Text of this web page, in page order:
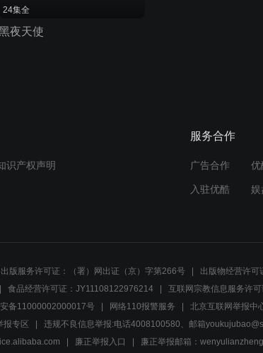
24集全
夜天使
识产权声明
服务合作
广告合作 优
入驻优酷 娱
出版服务许可证：（署）网出证（京）字第266号
出版物经营许
食品经营许可证：JY11108122976214
互联网宗教信息服务许
备11000002000017号 网络110报警服务 北京互联网举报中
报专区
违规不良信息举报:电话4008100580、邮箱
廉正举报入口 廉正举报邮箱：